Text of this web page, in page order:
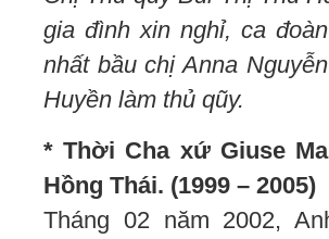
gia đình xin nghỉ, ca
nhất bầu chị Anna
Huyền làm thủ qũy.
* Thời Cha xứ Giuse
Hồng Thái. (1999 – 2005)
Tháng 02 năm 2002,